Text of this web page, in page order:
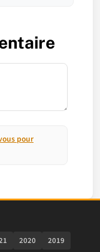
pour
2020
2019